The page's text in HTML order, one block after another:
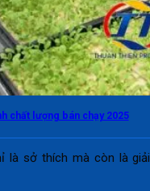
chất lượng bán chạy 2025
là sở thích mà còn là giải